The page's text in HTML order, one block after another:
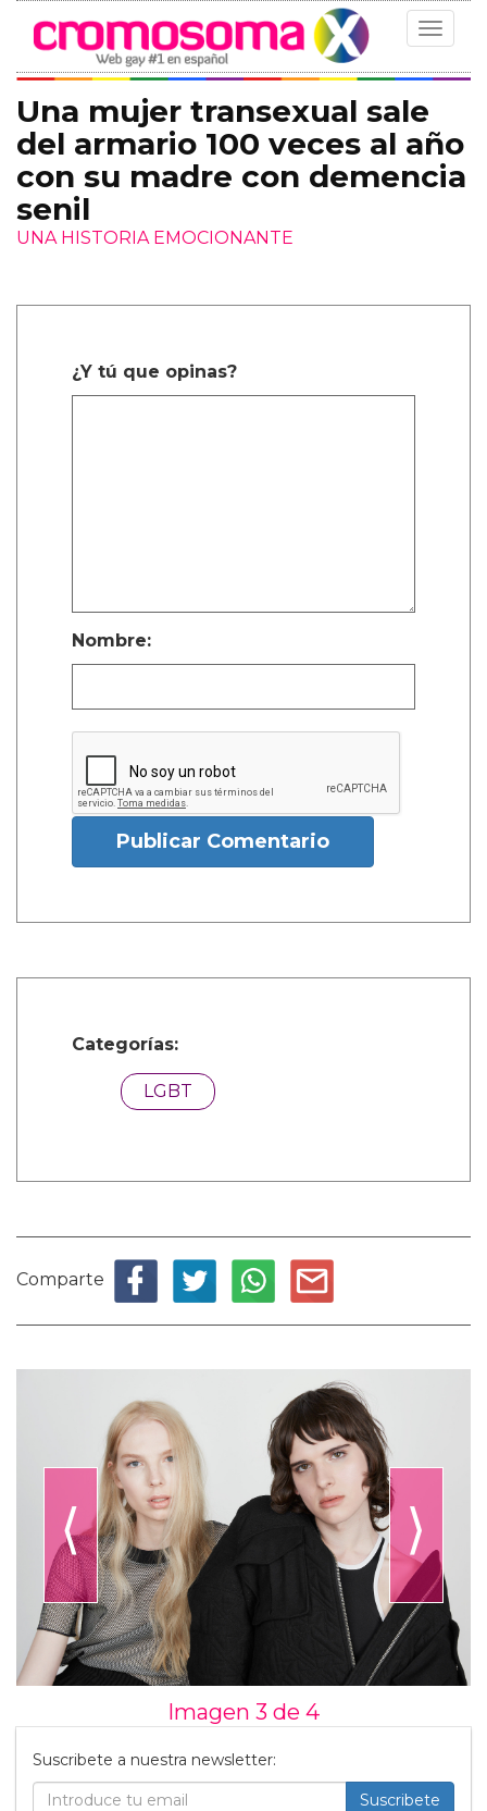
Toggle
Una mujer transexual sale
del armario 100 veces al año
con su madre con demencia
senil
UNA HISTORIA EMOCIONANTE
¿Y tú que opinas?
Nombre:
Publicar Comentario
Categorías:
LGBT
Comparte
⟨ ⟩
Imagen 3 de 4
Suscribete a nuestra newsletter:
Suscribete